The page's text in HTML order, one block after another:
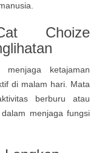
Choize
ketajaman
di malam hari. Mata
berburu atau
menjaga fungsi